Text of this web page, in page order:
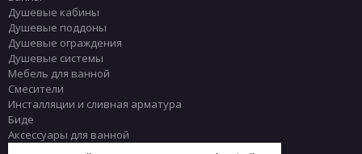
Душевые кабины
Душевые поддоны
Душевые ограждения
Душевые системы
Мебель для ванной
Смесители
Инсталляции и сливная арматура
Биде
Аксессуары для ванной